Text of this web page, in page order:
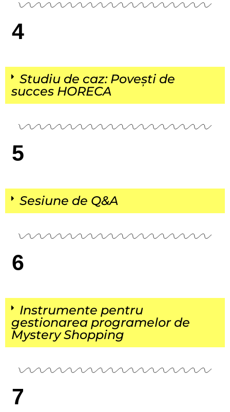
4
Studiu de caz: Povești de
succes HORECA
5
Sesiune de Q&A
6
Instrumente pentru
gestionarea programelor de
Mystery Shopping
7